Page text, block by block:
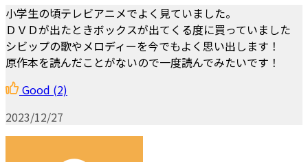
小学生の頃テレビアニメでよく見ていました。
ＤＶＤが出たときボックスが出てくる度に買っていました
シビップの歌やメロディーを今でもよく思い出します！
原作本を読んだことがないので一度読んでみたいです！
Good (2)
2023/12/27